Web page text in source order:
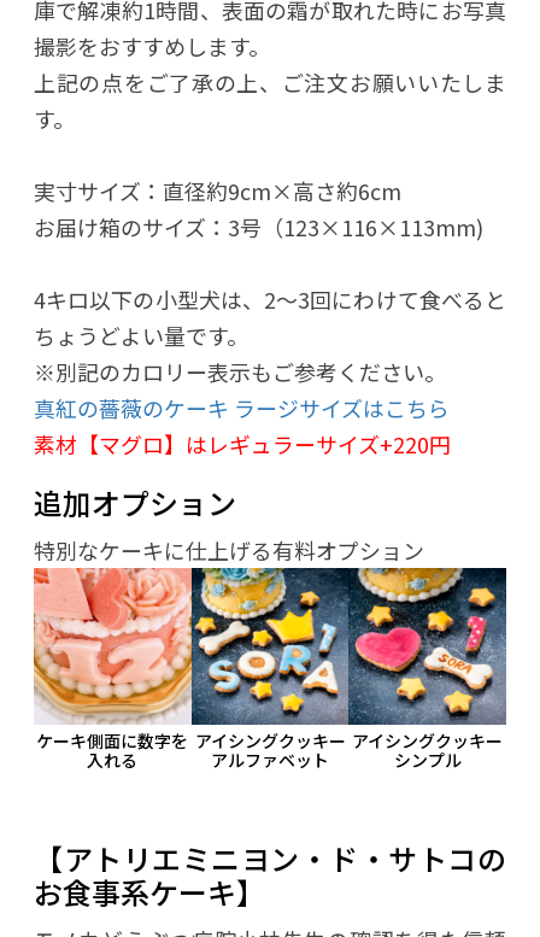
庫で解凍約1時間、表面の霜が取れた時にお写真
撮影をおすすめします。
上記の点をご了承の上、ご注文お願いいたしま
す。
実寸サイズ：直径約9cm×高さ約6cm
お届け箱のサイズ：3号（123×116×113mm)
4キロ以下の小型犬は、2～3回にわけて食べると
ちょうどよい量です。
※別記のカロリー表示もご参考ください。
真紅の薔薇のケーキ ラージサイズはこちら
素材【マグロ】はレギュラーサイズ+220円
追加オプション
特別なケーキに仕上げる有料オプション
ケーキ側面に数字を
入れる
アイシングクッキー
アルファベット
アイシングクッキー
シンプル
【アトリエミニヨン・ド・サトコの
お食事系ケーキ】